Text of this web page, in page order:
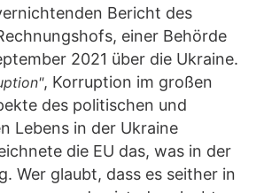
Bericht des
einer Behörde
2021 über die Ukraine.
, Korruption im großen
des politischen und
Lebens in der Ukraine
die EU das, was in der
Wer glaubt, dass es seither in